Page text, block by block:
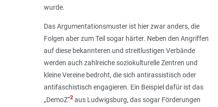
wurde.
Das Argumentationsmuster ist hier zwar anders, die
Folgen aber zum Teil sogar härter. Neben den Angriffen
auf diese bekannteren und streitlustigen Verbände
werden auch zahlreiche soziokulturelle Zentren und
kleine Vereine bedroht, die sich antirassistisch oder
antifaschistisch engagieren. Ein Beispiel dafür ist das
„DemoZ“2aus Ludwigsburg, das sogar Förderungen